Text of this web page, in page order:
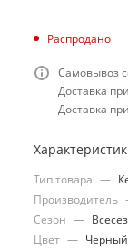
Распродано
Самовывоз
Доставка
Доставка
Тип товара —
Производитель
Сезон —
Цвет — Черный